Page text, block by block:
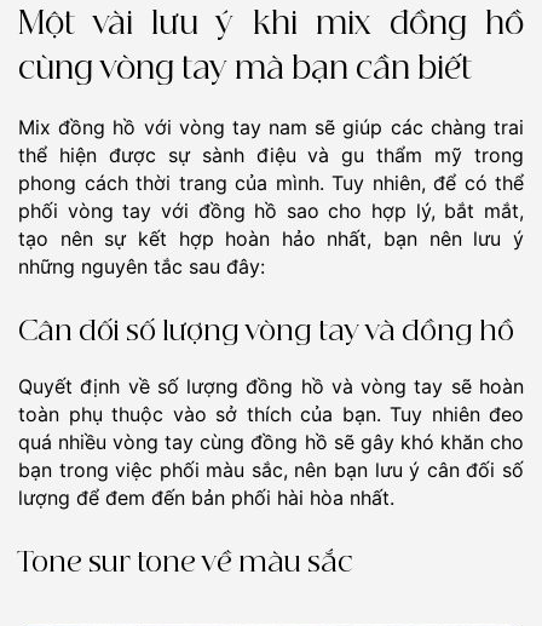
Một vài lưu ý khi mix đồng hồ
cùng vòng tay mà bạn cần biết
Mix đồng hồ với vòng tay nam sẽ giúp các chàng trai
thể hiện được sự sành điệu và gu thẩm mỹ trong
phong cách thời trang của mình. Tuy nhiên, để có thể
phối vòng tay với đồng hồ sao cho hợp lý, bắt mắt,
tạo nên sự kết hợp hoàn hảo nhất, bạn nên lưu ý
những nguyên tắc sau đây:
Cân đối số lượng vòng tay và đồng hồ
Quyết định về số lượng đồng hồ và vòng tay sẽ hoàn
toàn phụ thuộc vào sở thích của bạn. Tuy nhiên đeo
quá nhiều vòng tay cùng đồng hồ sẽ gây khó khăn cho
bạn trong việc phối màu sắc, nên bạn lưu ý cân đối số
lượng để đem đến bản phối hài hòa nhất.
Tone sur tone về màu sắc